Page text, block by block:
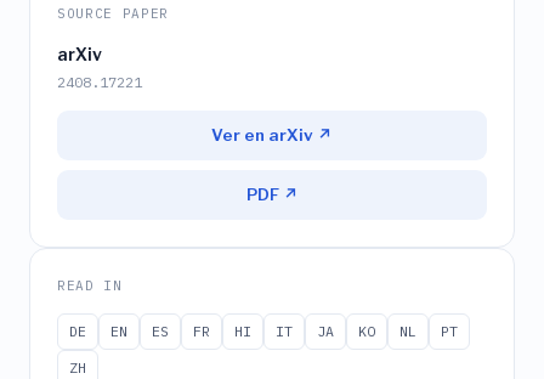
SOURCE PAPER
arXiv
2408.17221
Ver en arXiv ↗
PDF ↗
READ IN
DE EN ES FR HI IT JA KO NL
PT
ZH